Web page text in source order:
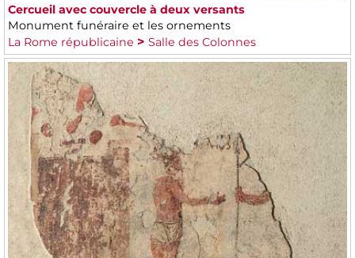
Cercueil avec couvercle à deux versants
Monument funéraire et les ornements
La Rome républicaine
Salle des Colonnes